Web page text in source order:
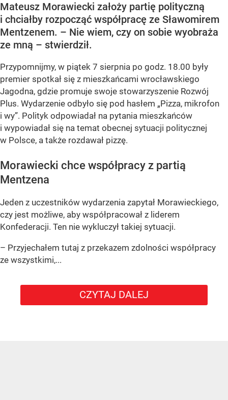
Mateusz Morawiecki założy partię polityczną
i chciałby rozpocząć współpracę ze Sławomirem
Mentzenem. – Nie wiem, czy on sobie wyobraża
ze mną – stwierdził.
Przypomnijmy, w piątek 7 sierpnia po godz. 18.00 były
premier spotkał się z mieszkańcami wrocławskiego
Jagodna, gdzie promuje swoje stowarzyszenie Rozwój
Plus. Wydarzenie odbyło się pod hasłem „Pizza, mikrofon
i wy”. Polityk odpowiadał na pytania mieszkańców
i wypowiadał się na temat obecnej sytuacji politycznej
w Polsce, a także rozdawał pizzę.
Morawiecki chce współpracy z partią
Mentzena
Jeden z uczestników wydarzenia zapytał Morawieckiego,
czy jest możliwe, aby współpracował z liderem
Konfederacji. Ten nie wykluczył takiej sytuacji.
– Przyjechałem tutaj z przekazem zdolności współpracy
ze wszystkimi,...
CZYTAJ DALEJ